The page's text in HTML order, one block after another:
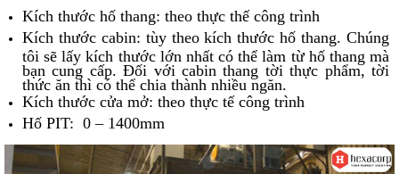
Kích thước hố thang: theo thực thế công trình
Kích thước cabin: tùy theo kích thước hố thang. Chúng
tôi sẽ lấy kích thước lớn nhất có thể làm từ hố thang mà
bạn cung cấp. Đối với cabin thang tời thực phẩm, tời
thức ăn thì có thể chia thành nhiều ngăn.
Kích thước cửa mở: theo thực tế công trình
Hố PIT: 0 – 1400mm